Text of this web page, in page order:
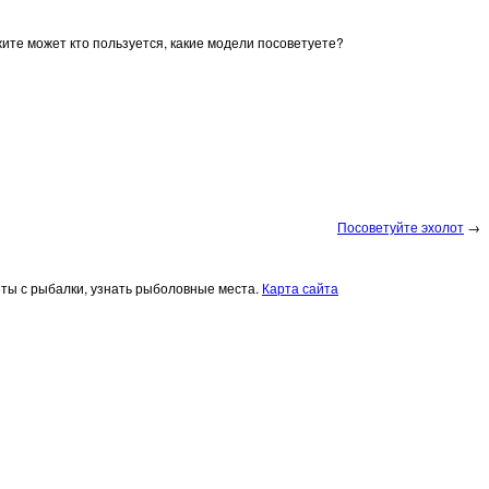
может кто пользуется, какие модели посоветуете?
Посоветуйте эхолот →
с рыбалки, узнать рыболовные места. Карта сайта